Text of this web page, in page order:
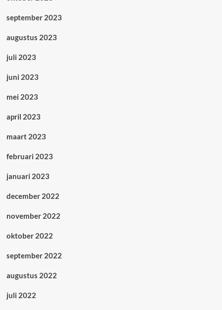
september 2023
augustus 2023
juli 2023
juni 2023
mei 2023
april 2023
maart 2023
februari 2023
januari 2023
december 2022
november 2022
oktober 2022
september 2022
augustus 2022
juli 2022